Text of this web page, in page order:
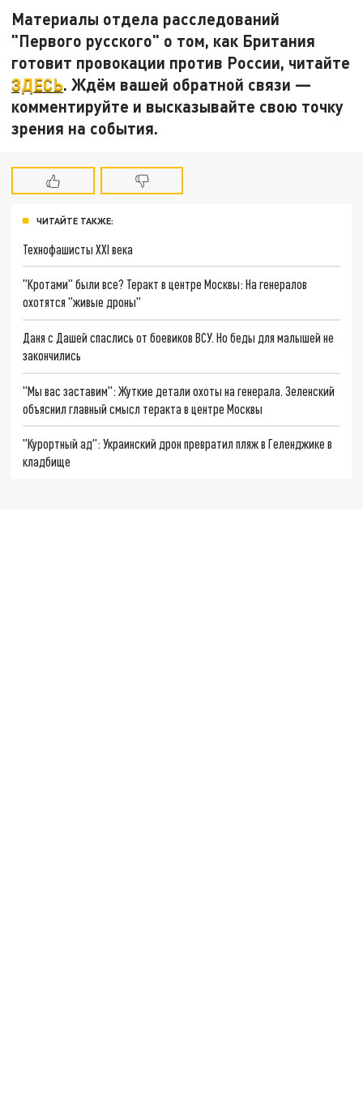
Материалы отдела расследований
"Первого русского" о том, как Британия
готовит провокации против России, читайте
ЗДЕСЬ. Ждём вашей обратной связи —
комментируйте и высказывайте свою точку
зрения на события.
ЧИТАЙТЕ ТАКЖЕ:
Технофашисты XXI века
"Кротами" были все? Теракт в центре Москвы: На генералов
охотятся "живые дроны"
Даня с Дашей спаслись от боевиков ВСУ. Но беды для малышей не
закончились
"Мы вас заставим": Жуткие детали охоты на генерала. Зеленский
объяснил главный смысл теракта в центре Москвы
"Курортный ад": Украинский дрон превратил пляж в Геленджике в
кладбище